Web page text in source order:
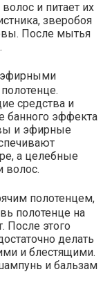
и питает их
зверобоя
После мытья
эфирными
средства и
банного эффекта
и эфирные
а целебные
волос.
полотенцем,
полотенце на
После этого
делать
и блестящими.
и бальзам